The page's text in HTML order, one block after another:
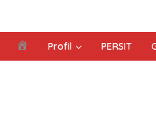
e
Profil PERSIT